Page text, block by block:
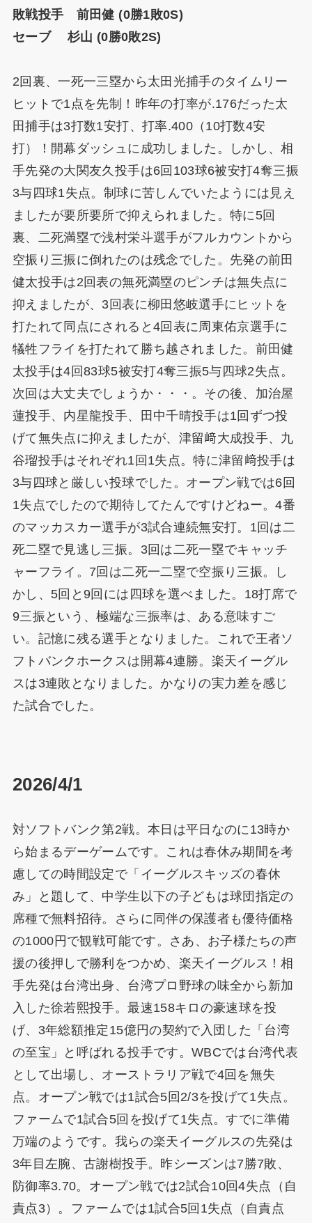
敗戦投手 前田健 (0勝1敗0S)
セーブ 杉山 (0勝0敗2S)
2回裏、一死一三塁から太田光捕手のタイムリー
ヒットで1点を先制！昨年の打率が.176だった太
田捕手は3打数1安打、打率.400（10打数4安
打）！開幕ダッシュに成功しました。しかし、相
手先発の大関友久投手は6回103球6被安打4奪三振
3与四球1失点。制球に苦しんでいたようには見え
ましたが要所要所で抑えられました。特に5回
裏、二死満塁で浅村栄斗選手がフルカウントから
空振り三振に倒れたのは残念でした。先発の前田
健太投手は2回表の無死満塁のピンチは無失点に
抑えましたが、3回表に柳田悠岐選手にヒットを
打たれて同点にされると4回表に周東佑京選手に
犠牲フライを打たれて勝ち越されました。前田健
太投手は4回83球5被安打4奪三振5与四球2失点。
次回は大丈夫でしょうか・・・。その後、加治屋
蓮投手、内星龍投手、田中千晴投手は1回ずつ投
げて無失点に抑えましたが、津留﨑大成投手、九
谷瑠投手はそれぞれ1回1失点。特に津留﨑投手は
3与四球と厳しい投球でした。オープン戦では6回
1失点でしたので期待してたんですけどねー。4番
のマッカスカー選手が3試合連続無安打。1回は二
死二塁で見逃し三振。3回は二死一塁でキャッチ
ャーフライ。7回は二死一二塁で空振り三振。し
かし、5回と9回には四球を選べました。18打席で
9三振という、極端な三振率は、ある意味すご
い。記憶に残る選手となりました。これで王者ソ
フトバンクホークスは開幕4連勝。楽天イーグル
スは3連敗となりました。かなりの実力差を感じ
た試合でした。
2026/4/1
対ソフトバンク第2戦。本日は平日なのに13時か
ら始まるデーゲームです。これは春休み期間を考
慮しての時間設定で「イーグルスキッズの春休
み」と題して、中学生以下の子どもは球団指定の
席種で無料招待。さらに同伴の保護者も優待価格
の1000円で観戦可能です。さあ、お子様たちの声
援の後押しで勝利をつかめ、楽天イーグルス！相
手先発は台湾出身、台湾プロ野球の味全から新加
入した徐若熙投手。最速158キロの豪速球を投
げ、3年総額推定15億円の契約で入団した「台湾
の至宝」と呼ばれる投手です。WBCでは台湾代表
として出場し、オーストラリア戦で4回を無失
点。オープン戦では1試合5回2/3を投げて1失点。
ファームで1試合5回を投げて1失点。すでに準備
万端のようです。我らの楽天イーグルスの先発は
3年目左腕、古謝樹投手。昨シーズンは7勝7敗、
防御率3.70。オープン戦では2試合10回4失点（自
責点3）。ファームでは1試合5回1失点（自責点